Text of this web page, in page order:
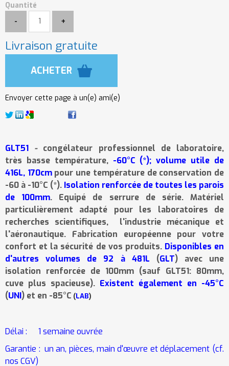
Quantité
Livraison gratuite
Envoyer cette page à un(e) ami(e)
GLT51 - congélateur professionnel de laboratoire,
très basse température, -60°C (*); volume utile de
416L, 170cmpour une température de conservation de
-60 à -10°C (*). Isolation renforcée de toutes les parois
de 100mm. Equipé de serrure de série. Matériel
particulièrement adapté pour les laboratoires de
recherches scientifiques, l'industrie mécanique et
l'aéronautique. Fabrication européenne pour votre
confort et la sécurité de vos produits. Disponibles en
d'autres volumes de 92 à 481L (GLT) avec une
isolation renforcée de 100mm (sauf GLT51: 80mm,
cuve plus spacieuse). Existent également en -45°C
(UNI) et en -85°C (LAB)
Délai :
1 semaine ouvrée
Garantie : un an, pièces, main d'œuvre et déplacement (cf.
nos CGV)